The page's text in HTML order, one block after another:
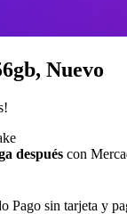
Nuevo
después con
Pago sin tarjeta y